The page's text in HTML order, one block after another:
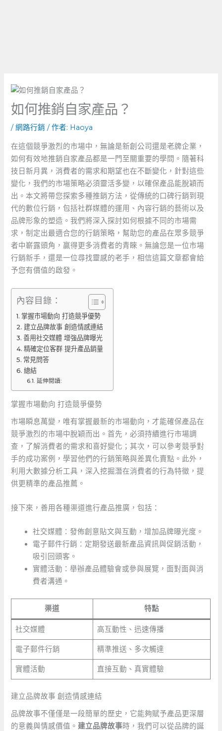
如何推銷自家產品？
/網路行銷 / 作者: Haoya
在這個競爭激烈的市場中，無論是新創公司還是老牌企業，
如何有效地推銷自家產品都是一門至關重要的學問。隨著科
技日新月異，消費者的需求和期望也在不斷變化，針對這些
變化，我們的市場策略必須靈活多變，以確保產品能脫穎而
出。本文將帶您探索多種推銷方法，從傳統的口碑行銷到現
代的數位行銷，包括社群媒體的運用、內容行銷的藝術以及
品牌形象的塑造。我們將深入探討如何根據不同的市場需
求，制定出最適合您的行銷策略，幫助您的產品在眾多競爭
者中嶄露頭角，贏得更多消費者的青睞。無論您是一位市場
行銷新手，還是一位尋找靈感的老手，相信這篇文章都會給
予您有價值的啟發。
內容目錄：
掌握市場動向 打造競爭優勢
建立品牌故事 創造情感連結
善用社交媒體 增強品牌曝光
精確定位客群 提升產品銷量
常見問答
總結
延伸閱讀:
掌握市場動向 打造競爭優勢
市場瞬息萬變，唯有掌握最新的市場動向，才能確保產品在
競爭激烈的市場中脫穎而出。首先，必須持續進行市場調
查，了解消費者的需求和喜好變化；其次，可以參考競爭對
手的成功案例，學習他們的行銷策略與差異化賣點。此外，
利用大數據分析工具，深入挖掘潛在消費者的行為特徵，提
供更精準的產品推薦。
接下來，善用各種渠道進行產品推廣，包括：
社交媒體：發佈創意貼文與互動，增加品牌曝光度。
電子郵件行銷：定期發送最新產品資訊與促銷活動，
吸引回頭客。
實體活動：舉辦產品體驗會或參與展覽，面對面與消
費者溝通。
渠道 特點
社交媒體 高互動性、迅速傳播
電子郵件行銷 精準推送、多次觸達
實體活動 直接互動、真實體驗
建立品牌故事 創造情感連結
品牌故事不僅僅是一段簡單的歷史，它能夠賦予產品更深層
的意義與情感價值。 建立品牌故事時，我們可以從品牌的誕